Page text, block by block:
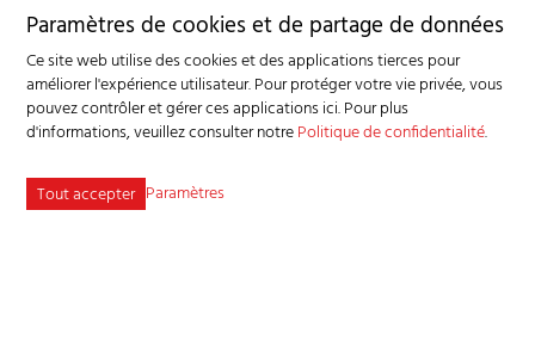
Paramètres de cookies et de partage de données
Ce site web utilise des cookies et des applications tierces pour
améliorer l'expérience utilisateur. Pour protéger votre vie privée, vous
pouvez contrôler et gérer ces applications ici.Pour plus
d'informations, veuillez consulter notrePolitique de confidentialité.
Tout accepter Paramètres